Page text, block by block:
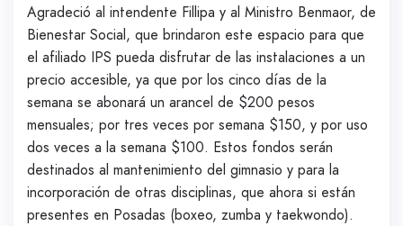
Agradeció al intendente Fillipa y al Ministro Benmaor, de
Bienestar Social, que brindaron este espacio para que
el afiliado IPS pueda disfrutar de las instalaciones a un
precio accesible, ya que por los cinco días de la
semana se abonará un arancel de $200 pesos
mensuales; por tres veces por semana $150, y por uso
dos veces a la semana $100. Estos fondos serán
destinados al mantenimiento del gimnasio y para la
incorporación de otras disciplinas, que ahora si están
presentes en Posadas (boxeo, zumba y taekwondo).